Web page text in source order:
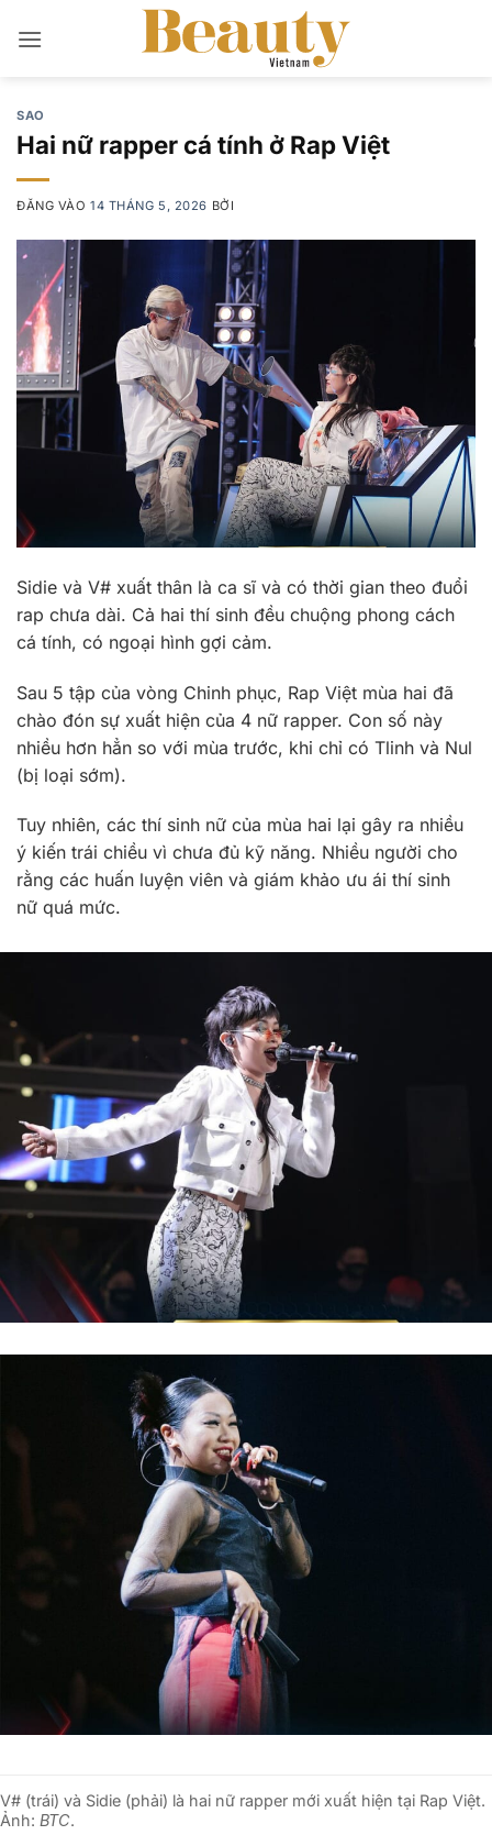
qua
SAO
Hai nữ rapper cá tính ở Rap Việt
ĐĂNG VÀO14 THÁNG 5, 2026 BỞI
Sidie và V# xuất thân là ca sĩ và có thời gian theo đuổi
rap chưa dài. Cả hai thí sinh đều chuộng phong cách
cá tính, có ngoại hình gợi cảm.
Sau 5 tập của vòng Chinh phục, Rap Việt mùa hai đã
chào đón sự xuất hiện của 4 nữ rapper. Con số này
nhiều hơn hẳn so với mùa trước, khi chỉ có Tlinh và Nul
(bị loại sớm).
Tuy nhiên, các thí sinh nữ của mùa hai lại gây ra nhiều
ý kiến trái chiều vì chưa đủ kỹ năng. Nhiều người cho
rằng các huấn luyện viên và giám khảo ưu ái thí sinh
nữ quá mức.
V# (trái) và Sidie (phải) là hai nữ rapper mới xuất hiện tại Rap Việt.
Ảnh: BTC.